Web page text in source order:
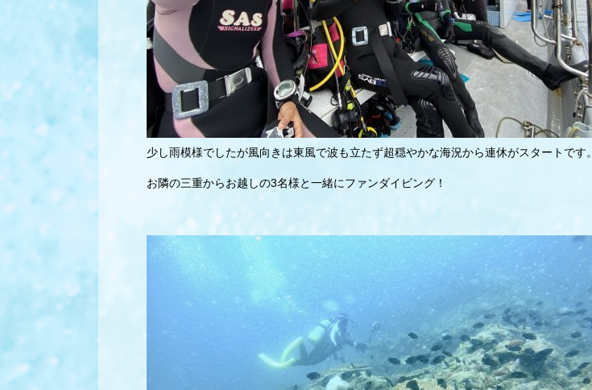
少し雨模様でしたが風向きは東風で波も立たず超穏やかな海況から連休がスタートです。
お隣の三重からお越しの3名様と一緒にファンダイビング！